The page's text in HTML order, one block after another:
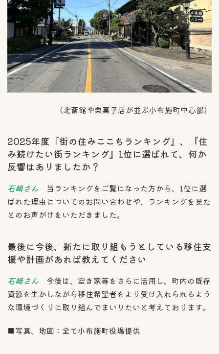
（北斎館や栗菓子店が並ぶ小布施町中心部）
2025年度『街の住みここちランキング』、『住
み続けたい街ランキング』1位に選ばれて、何か
反響はありましたか？
石﨑さん 当ランキングをご覧になった方から、1位に選
ばれた理由についてのお問い合わせや、ランキングを見た
とのお声がけをいただきました。
最後に今後、新たに取り組もうとしている移住支
援や計画があれば教えてください
石﨑さん 今後は、空き家等をさらに活用し、町内の既存
資源を生かしながら移住希望者をより受け入れられるよう
な環境づくりに取り組んでまいりたいと考えております。
■写真、地図：全て小布施町役場提供